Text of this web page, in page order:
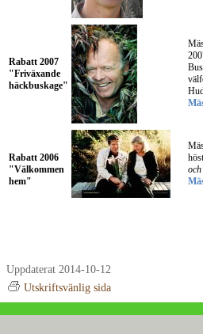
Rabatt 2007
"Friväxande
häckbuskage"
Rabatt 2006
"Välkommen
hem"
Uppdaterat 2014-10-12
Utskriftsvänlig sida